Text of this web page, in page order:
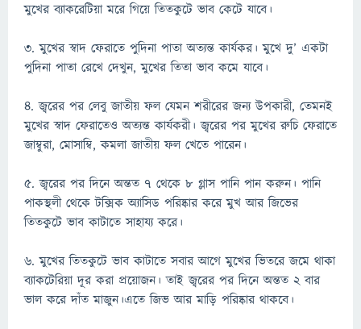
মুখের ব্যাকরেটিয়া মরে গিয়ে তিতকুটে ভাব কেটে যাবে।
৩. মুখের স্বাদ ফেরাতে পুদিনা পাতা অত্যন্ত কার্যকর। মুখে দু’ একটা
পুদিনা পাতা রেখে দেখুন, মুখের তিতা ভাব কমে যাবে।
৪. জ্বরের পর লেবু জাতীয় ফল যেমন শরীরের জন্য উপকারী, তেমনই
মুখের স্বাদ ফেরাতেও অত্যন্ত কার্যকরী। জ্বরের পর মুখের রুচি ফেরাতে
জাম্বুরা, মোসাম্বি, কমলা জাতীয় ফল খেতে পারেন।
৫. জ্বরের পর দিনে অন্তত ৭ থেকে ৮ গ্লাস পানি পান করুন। পানি
পাকস্থলী থেকে টক্সিক অ্যাসিড পরিষ্কার করে মুখ আর জিভের
তিতকুটে ভাব কাটাতে সাহায্য করে।
৬. মুখের তিতকুটে ভাব কাটাতে সবার আগে মুখের ভিতরে জমে থাকা
ব্যাকটেরিয়া দূর করা প্রয়োজন। তাই জ্বরের পর দিনে অন্তত ২ বার
ভাল করে দাঁত মাজুন।এতে জিভ আর মাড়ি পরিষ্কার থাকবে।